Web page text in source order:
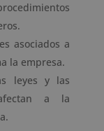
asociados a
la empresa.
leyes y las
a la